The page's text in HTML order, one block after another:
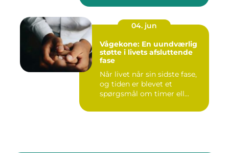
04. jun
Vågekone: En uundværlig
støtte i livets afsluttende
fase
Når livet når sin sidste fase,
og tiden er blevet et
spørgsmål om timer ell...